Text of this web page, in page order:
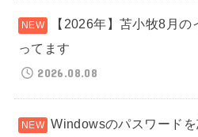
【2026年】苫小牧8月
ってます
2026.08.08
Windowsのパスワード